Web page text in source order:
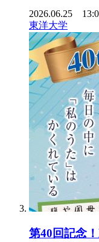
2026.06.25
東洋大学
第40回記念